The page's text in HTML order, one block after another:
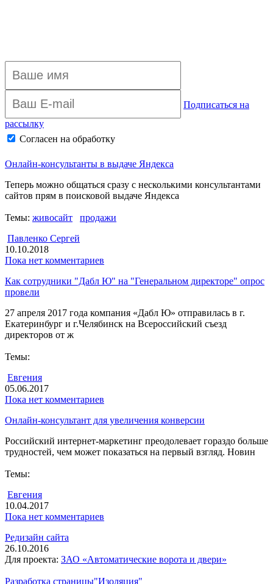
Подписаться на
рассылку
Согласен на обработку
Онлайн-консультанты в выдаче Яндекса
Теперь можно общаться сразу с несколькими консультантами
сайтов прям в поисковой выдаче Яндекса
Темы: живосайт
продажи
Павленко Сергей
10.10.2018
Пока нет комментариев
Как сотрудники "Дабл Ю" на "Генеральном директоре" опрос
провели
27 апреля 2017 года компания «Дабл Ю» отправилась в г.
Екатеринбург и г.Челябинск на Всероссийский съезд
директоров от ж
Темы:
Евгения
05.06.2017
Пока нет комментариев
Онлайн-консультант для увеличения конверсии
Российский интернет-маркетинг преодолевает гораздо больше
трудностей, чем может показаться на первый взгляд. Новин
Темы:
Евгения
10.04.2017
Пока нет комментариев
Редизайн сайта
26.10.2016
Для проекта: ЗАО «Автоматические ворота и двери»
Разработка страницы"Изоляция"